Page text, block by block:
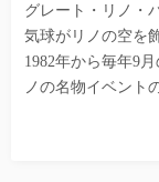
グレート・リノ・
気球がリノの空を
1982年から毎年9
ノの名物イベント